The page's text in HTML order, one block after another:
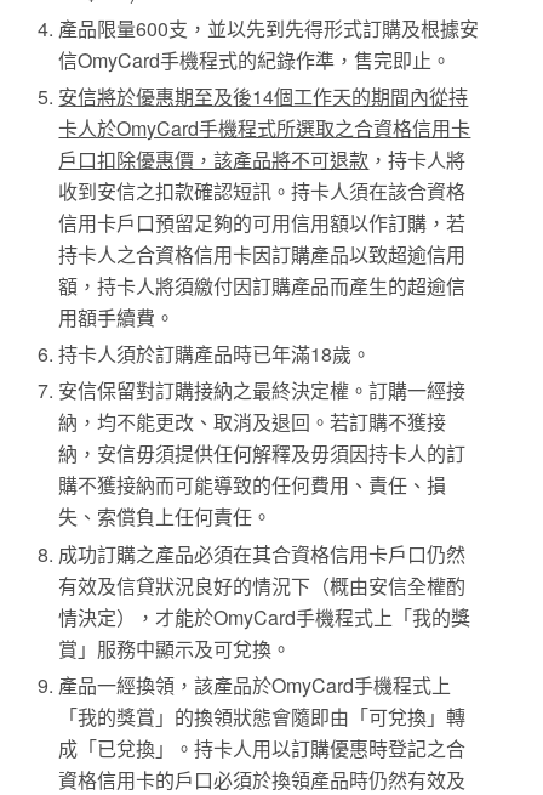
產品限量600支，並以先到先得形式訂購及根據安
信OmyCard手機程式的紀錄作準，售完即止。
安信將於優惠期至及後14個工作天的期間內從持
卡人於OmyCard手機程式所選取之合資格信用卡
戶口扣除優惠價，該產品將不可退款 ，持卡人將
收到安信之扣款確認短訊。持卡人須在該合資格
信用卡戶口預留足夠的可用信用額以作訂購，若
持卡人之合資格信用卡因訂購產品以致超逾信用
額，持卡人將須繳付因訂購產品而產生的超逾信
用額手續費。
持卡人須於訂購產品時已年滿18歲。
安信保留對訂購接納之最終決定權。訂購一經接
納，均不能更改、取消及退回。若訂購不獲接
納，安信毋須提供任何解釋及毋須因持卡人的訂
購不獲接納而可能導致的任何費用、責任、損
失、索償負上任何責任。
成功訂購之產品必須在其合資格信用卡戶口仍然
有效及信貸狀況良好的情況下（概由安信全權酌
情決定），才能於OmyCard手機程式上「我的獎
賞」服務中顯示及可兌換。
產品一經換領，該產品於OmyCard手機程式上
「我的獎賞」的換領狀態會隨即由「可兌換」轉
成「已兌換」。持卡人用以訂購優惠時登記之合
資格信用卡的戶口必須於換領產品時仍然有效及